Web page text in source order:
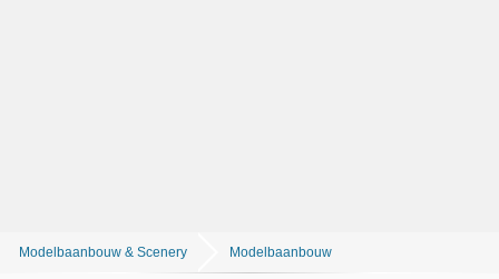
Modelbaanbouw & Scenery Modelbaanbouw